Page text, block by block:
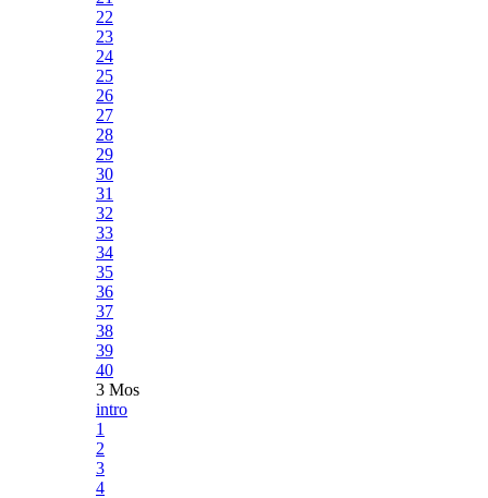
22
23
24
25
26
27
28
29
30
31
32
33
34
35
36
37
38
39
40
3 Mos
intro
1
2
3
4